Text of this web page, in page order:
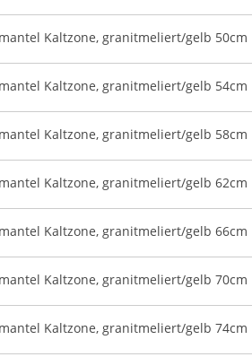
Kaltzone, granitmeliert/gelb 50cm
Kaltzone, granitmeliert/gelb 54cm
Kaltzone, granitmeliert/gelb 58cm
Kaltzone, granitmeliert/gelb 62cm
Kaltzone, granitmeliert/gelb 66cm
Kaltzone, granitmeliert/gelb 70cm
Kaltzone, granitmeliert/gelb 74cm